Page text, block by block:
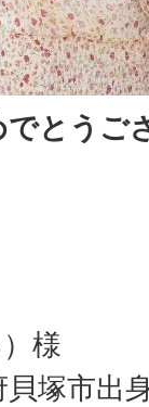
でとうご
様
塚市出